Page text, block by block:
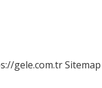
gele.com.trSitemap